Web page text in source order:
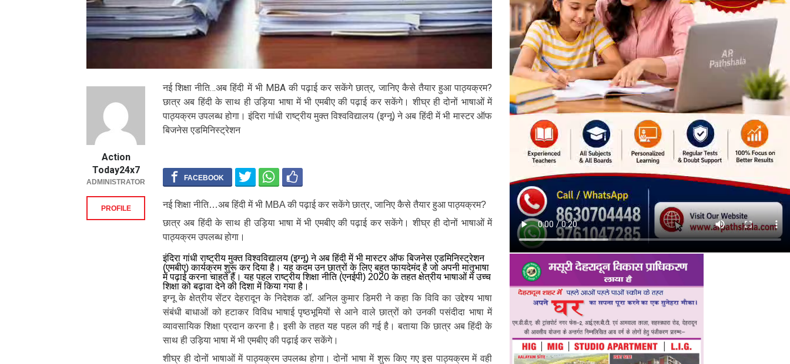
नई शिक्षा नीति…अब हिंदी में भी MBA की पढ़ाई कर सकेंगे छात्र, जानिए कैसे तैयार हुआ पाठ्यक्रम?
छात्र अब हिंदी के साथ ही उड़िया भाषा में भी एमबीए की पढ़ाई कर सकेंगे। शीघ्र ही दोनों भाषाओं में
पाठ्यक्रम उपलब्ध होगा। इंदिरा गांधी राष्ट्रीय मुक्त विश्वविद्यालय (इग्नू) ने अब हिंदी में भी मास्टर ऑफ
बिजनेस एडमिनिस्ट्रेशन
नई शिक्षा नीति…अब हिंदी में भी MBA की पढ़ाई कर सकेंगे छात्र, जानिए कैसे तैयार हुआ पाठ्यक्रम?
छात्र अब हिंदी के साथ ही उड़िया भाषा में भी एमबीए की पढ़ाई कर सकेंगे। शीघ्र ही दोनों भाषाओं में
पाठ्यक्रम उपलब्ध होगा।
इंदिरा गांधी राष्ट्रीय मुक्त विश्वविद्यालय (इग्नू) ने अब हिंदी में भी मास्टर ऑफ बिजनेस एडमिनिस्ट्रेशन
(एमबीए) कार्यक्रम शुरू कर दिया है। यह कदम उन छात्रों के लिए बहुत फायदेमंद है जो अपनी मातृभाषा
में पढ़ाई करना चाहते हैं। यह पहल राष्ट्रीय शिक्षा नीति (एनईपी) 2020 के तहत क्षेत्रीय भाषाओं में उच्च
शिक्षा को बढ़ावा देने की दिशा में किया गया है।
इग्नू के क्षेत्रीय सेंटर देहरादून के निदेशक डॉ. अनिल कुमार डिमरी ने कहा कि विवि का उद्देश्य भाषा
संबंधी बाधाओं को हटाकर विविध भाषाई पृष्ठभूमियों से आने वाले छात्रों को उनकी पसंदीदा भाषा में
व्यावसायिक शिक्षा प्रदान करना है। इसी के तहत यह पहल की गई है। बताया कि छात्र अब हिंदी के
साथ ही उड़िया भाषा में भी एमबीए की पढ़ाई कर सकेंगे।
शीघ्र ही दोनों भाषाओं में पाठ्यक्रम उपलब्ध होगा। दोनों भाषा में शुरू किए गए इस पाठ्यक्रम में वही
Action
Today24x7
ADMINISTRATOR
PROFILE